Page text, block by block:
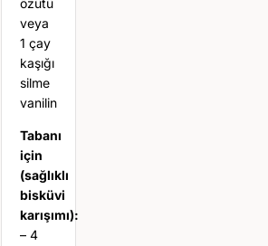
özütü
veya
1 çay
kaşığı
silme
vanilin
Tabanı
için
(sağlıklı
bisküvi
karışımı):
– 4